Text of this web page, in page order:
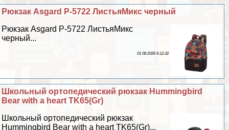
Рюкзак Asgard Р-5722 ЛистьяМикс черный
Рюкзак Asgard Р-5722 ЛистьяМикс
черный...
01 08 2026 6:12:32
Школьный ортопедический рюкзак Hummingbird
Bear with a heart TK65(Gr)
Школьный ортопедический рюкзак
Hummingbird Bear with a heart TK65(Gr)...